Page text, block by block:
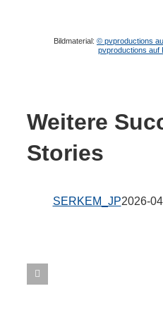
Bildmaterial:© pvproductions
pvproductions auf
Weitere
Stories
SERKEM_JP2026-